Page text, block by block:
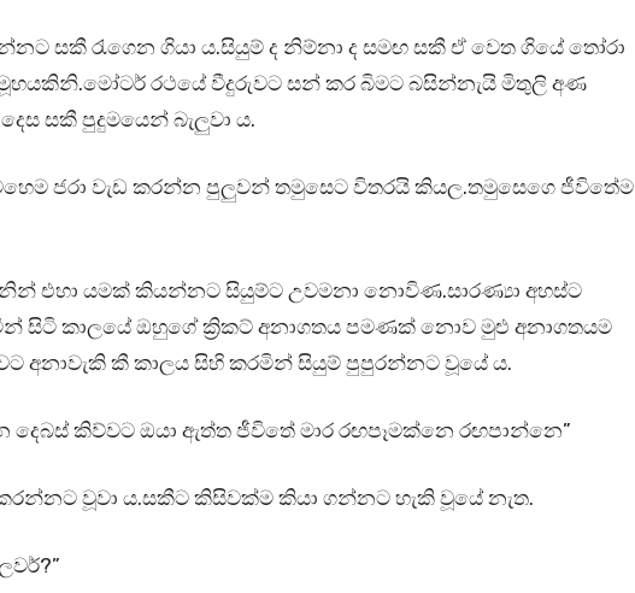
සකී රැගෙන ගියා ය.සියුම් ද නිම්නා ද සමඟ සකී ඒ වෙත ගියේ තෝරා
රථයේ වීදුරුවට සන් කර බිමට බසින්නැයි මිතුලි අණ
සකී පුදුමයෙන් බැලුවා ය.
ජරා වැඩ කරන්න පුලුවන් තමුසෙට විතරයි කියල.තමුසෙගෙ ජීවිතේම
එහා යමක් කියන්නට සියුම්ට උවමනා නොවිණ.සාරණ්‍යා අහස්ට
සිටි කාලයේ ඔහුගේ ක්‍රිකට් අනාගතය පමණක් නොව මුළු අනාගතයම
අනාවැකි කී කාලය සිහි කරමින් සියුම් පුපුරන්නට වූයේ ය.
දෙබස් කිව්වට ඔයා ඇත්ත ජීවිතේ මාර රඟපෑමක්නෙ රඟපාන්නෙ”
වූවා ය.සකීට කිසිවක්ම කියා ගන්නට හැකි වූයේ නැත.